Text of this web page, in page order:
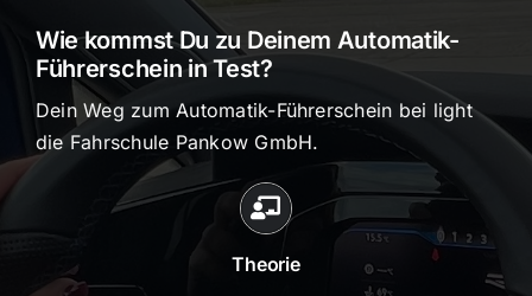
Wie kommst Du zu Deinem Automatik-
Führerschein in Test?
Dein Weg zum Automatik-Führerschein bei light
die Fahrschule Pankow GmbH.
Theorie